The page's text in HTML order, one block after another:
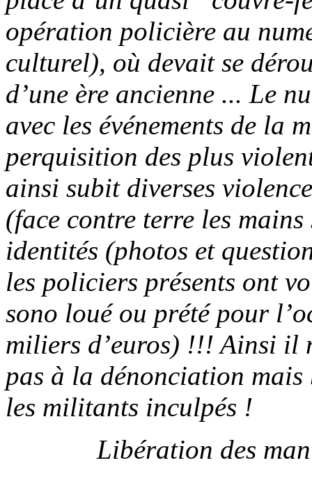
opération policière au
culturel), où devait se
d’une ère ancienne ... Le
avec les événements de la
perquisition des plus
ainsi subit diverses
(face contre terre les
identités (photos et
les policiers présents ont
sono loué ou prété pour
miliers d’euros) !!! Ainsi il
pas à la dénonciation
les militants inculpés !
Libération des